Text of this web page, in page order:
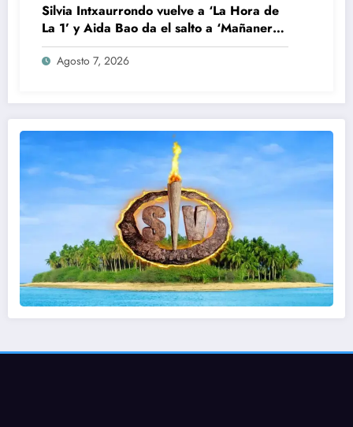
Silvia Intxaurrondo vuelve a ‘La Hora de
La 1’ y Aida Bao da el salto a ‘Mañaneros
360’
Agosto 7, 2026